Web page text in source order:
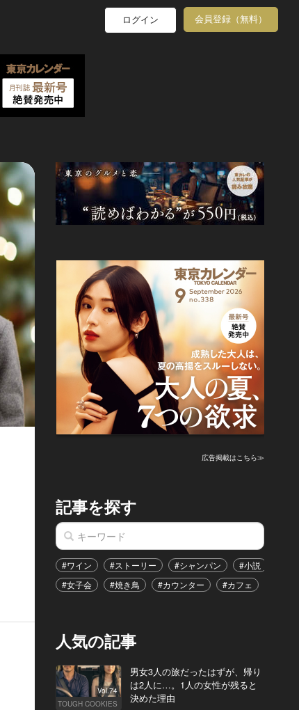
ログイン 会員登録（無料）
広告掲載はこちら≫
記事を探す
#ワイン #ストーリー #シャンパン #小説
#女子会
#焼き鳥 #カウンター #カフェ
人気の記事
Vol.74
TOUGH COOKIES
男女3人の旅だったはずが、帰り
は2人に…。1人の女性が残ると
決めた理由